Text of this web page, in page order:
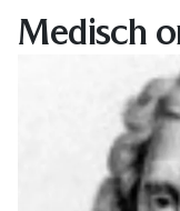
Medisch